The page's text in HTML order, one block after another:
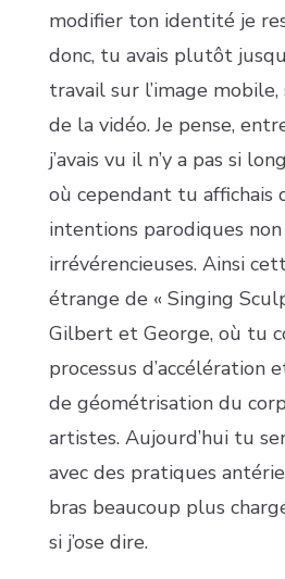
modifier ton identité je
donc, tu avais plutôt
travail sur l’image
de la vidéo. Je pense,
j’avais vu il n’y a pas si
où cependant tu affichais
intentions parodiques
irrévérencieuses. Ainsi
étrange de « Singing
Gilbert et George, où tu
processus d’accélération
de géométrisation du
artistes. Aujourd’hui tu
avec des pratiques
bras beaucoup plus
si j’ose dire.